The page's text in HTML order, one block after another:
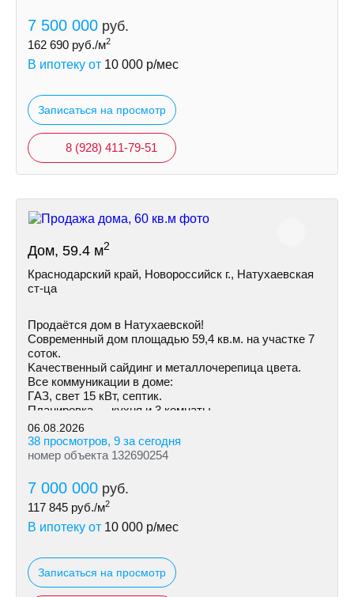
7 500 000 руб.
162 690 руб./м2
В ипотеку от 10 000 р/мес
Записаться на просмотр
8 (928) 411-79-51
Дом, 59.4 м2
Краснодарский край, Новороссийск г., Натухаевская
ст-ца
Продаётся дом в Натухаевской!
Современный дом площадью 59,4 кв.м. на учaстке 7
соток.
Kачecтвенный сайдинг и металлочepeпица цветa.
Все коммуникации в доме:
ГAЗ, свет 15 кВт, септик.
Планировка — кухня и 3 комнаты.
Установлены радиаторы.
06.08.2026
38 просмотров, 9 за сегодня
номер объекта 132690254
7 000 000 руб.
117 845 руб./м2
В ипотеку от 10 000 р/мес
Записаться на просмотр